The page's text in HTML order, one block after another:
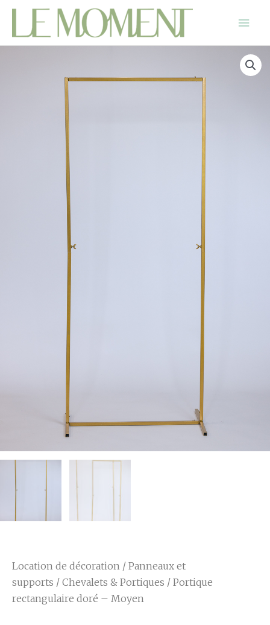
Location de décoration / Panneaux et
supports / Chevalets & Portiques / Portique
rectangulaire doré – Moyen